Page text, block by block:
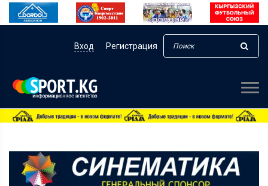
Вход Регистрация